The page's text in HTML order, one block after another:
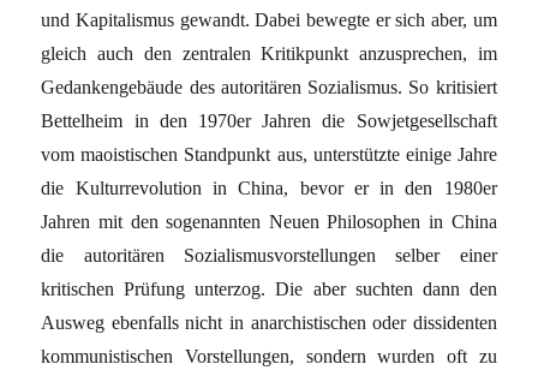
und Kapitalismus gewandt. Dabei bewegte er sich aber, um
gleich auch den zentralen Kritikpunkt anzusprechen, im
Gedankengebäude des autoritären Sozialismus. So kritisiert
Bettelheim in den 1970er Jahren die Sowjetgesellschaft
vom maoistischen Standpunkt aus, unterstützte einige Jahre
die Kulturrevolution in China, bevor er in den 1980er
Jahren mit den sogenannten Neuen Philosophen in China
die autoritären Sozialismusvorstellungen selber einer
kritischen Prüfung unterzog. Die aber suchten dann den
Ausweg ebenfalls nicht in anarchistischen oder dissidenten
kommunistischen Vorstellungen, sondern wurden oft zu